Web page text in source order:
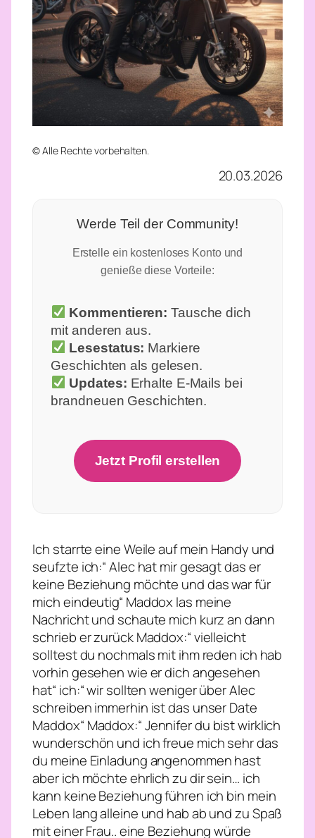
© Alle Rechte vorbehalten.
20.03.2026
Werde Teil der Community!
Erstelle ein kostenloses Konto und
genieße diese Vorteile:
Kommentieren: Tausche dich
mit anderen aus.
Lesestatus: Markiere
Geschichten als gelesen.
Updates: Erhalte E-Mails bei
brandneuen Geschichten.
Jetzt Profil erstellen
Ich starrte eine Weile auf mein Handy und
seufzte ich:“ Alec hat mir gesagt das er
keine Beziehung möchte und das war für
mich eindeutig“ Maddox las meine
Nachricht und schaute mich kurz an dann
schrieb er zurück Maddox:“ vielleicht
solltest du nochmals mit ihm reden ich hab
vorhin gesehen wie er dich angesehen
hat“ ich:“ wir sollten weniger über Alec
schreiben immerhin ist das unser Date
Maddox“ Maddox:“ Jennifer du bist wirklich
wunderschön und ich freue mich sehr das
du meine Einladung angenommen hast
aber ich möchte ehrlich zu dir sein… ich
kann keine Beziehung führen ich bin mein
Leben lang alleine und hab ab und zu Spaß
mit einer Frau.. eine Beziehung würde